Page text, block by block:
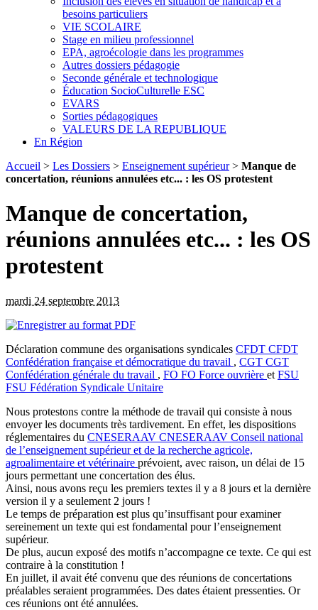
besoins particuliers
VIE SCOLAIRE
Stage en milieu professionnel
EPA, agroécologie dans les programmes
Autres dossiers pédagogie
Seconde générale et technologique
Éducation SocioCulturelle ESC
EVARS
Sorties pédagogiques
VALEURS DE LA REPUBLIQUE
En Région
Accueil > Les Dossiers > Enseignement supérieur> Manque de
concertation, réunions annulées etc... : les OS protestent
Manque de concertation,
réunions annulées etc... : les OS
protestent
mardi 24 septembre 2013
Déclaration commune des organisations syndicales CFDT CFDT
Confédération française et démocratique du travail , CGT CGT
Confédération générale du travail , FO FO Force ouvrière et FSU
FSU Fédération Syndicale Unitaire
Nous protestons contre la méthode de travail qui consiste à nous
envoyer les documents très tardivement. En effet, les dispositions
réglementaires du CNESERAAV CNESERAAV Conseil national
de l’enseignement supérieur et de la recherche agricole,
agroalimentaire et vétérinaire prévoient, avec raison, un délai de 15
jours permettant une concertation des élus.
Ainsi, nous avons reçu les premiers textes il y a 8 jours et la dernière
version il y a seulement 2 jours !
Le temps de préparation est plus qu’insuffisant pour examiner
sereinement un texte qui est fondamental pour l’enseignement
supérieur.
De plus, aucun exposé des motifs n’accompagne ce texte. Ce qui est
contraire à la constitution !
En juillet, il avait été convenu que des réunions de concertations
préalables seraient programmées. Des dates étaient pressenties. Or
ces réunions ont été annulées.